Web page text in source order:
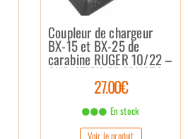
Coupleur de chargeur
BX-15 et BX-25 de
carabine RUGER 10/22 –
CHRISTIE’S PRODUCTS
27.00€
En stock
Voir le produit